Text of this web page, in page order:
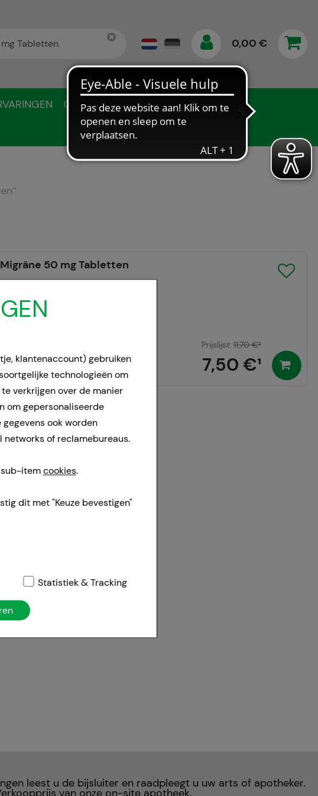
klantenaccount) gebruiken
technologieën om
verkrijgen over de manier
om gepersonaliseerde
ook worden
networks of reclamebureaus.
itemcookies.
dit met "Keuze bevestigen"
basisfuncties van onze
deze niet worden
Statistiek & Tracking
0,00 €
Gegevensbescherming
“
Migräne 50 mg Tabletten
binnen 24-36 uur. 7,50 €¹
Prijslijst: 11,70 €²
leest u de bijsluiter en raadpleegt u uw arts of apotheker.
van onze on-site apotheek.